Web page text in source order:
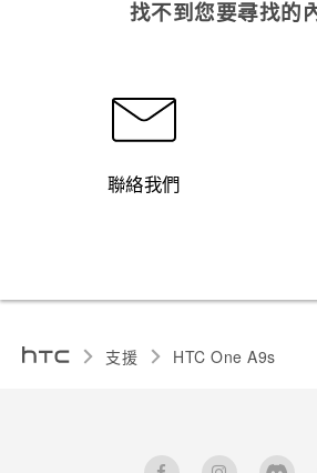
找不到您要尋找的
聯絡我們
支援 HTC One A9s‎